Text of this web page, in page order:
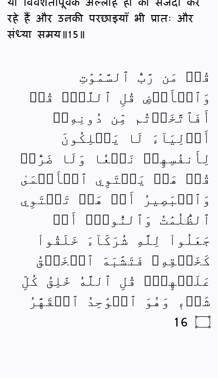
रहे हैं और उनकी परछाइयाँ भी प्रातः और
संध्या समय॥15॥
قُلۡ مَن رَّبُّ ٱلسَّمَٰوَٰتِ
وَٱلۡأَرۡضِ قُلِ ٱللَّهُۚ قُلۡ
أَفَٱتَّخَذۡتُم مِّن دُونِهِۦٓ
أَوۡلِيَآءَ لَا يَمۡلِكُونَ
لِأَنفُسِهِمۡ نَفۡعٗا وَلَا ضَرّٗاۚ
قُلۡ هَلۡ يَسۡتَوِي ٱلۡأَعۡمَىٰ
وَٱلۡبَصِيرُ أَمۡ هَلۡ تَسۡتَوِي
ٱلظُّلُمَٰتُ وَٱلنُّورُۗ أَمۡ
جَعَلُواْ لِلَّهِ شُرَكَآءَ خَلَقُواْ
كَخَلۡقِهِۦ فَتَشَٰبَهَ ٱلۡخَلۡقُ
عَلَيۡهِمۡۚ قُلِ ٱللَّهُ خَٰلِقُ كُلِّ
شَيۡءٖ وَهُوَ ٱلۡوَٰحِدُ ٱلۡقَهَّٰرُ
۝ 16